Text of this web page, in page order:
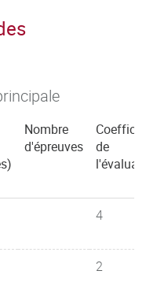
Nombre
d'épreuves
de
4
2